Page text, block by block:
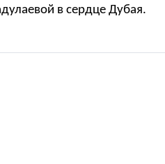
в сердце Дубая.